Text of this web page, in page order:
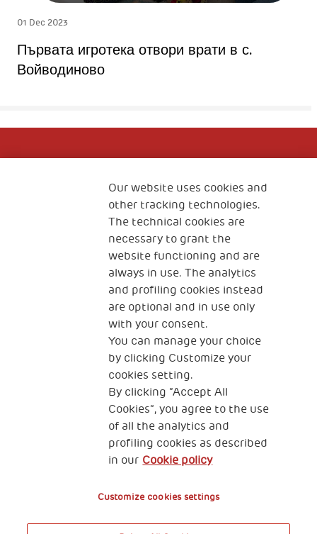
01 Dec 2023
Първата игротека отвори врати в с.
Войводиново
НАПРАВЕТЕ ДАРЕНИЕ
бул. „Княз Ал. Дондуков“ № 68, гр. София 1504
Our website uses cookies and
other tracking technologies.
The technical cookies are
necessary to grant the
website functioning and are
always in use. The analytics
and profiling cookies instead
are optional and in use only
with your consent.
You can manage your choice
by clicking Customize your
cookies setting.
By clicking “Accept All
Cookies”, you agree to the use
of all the analytics and
profiling cookies as described
in our Cookie policy
Customize cookies settings